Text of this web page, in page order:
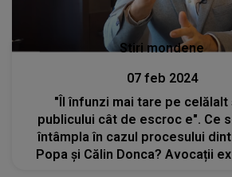
Stiri mondene
07 feb 2024
"Îl înfunzi mai tare pe celălalt
publicului cât de escroc e". Ce
întâmpla în cazul procesului
Popa și Călin Donca? Avocații